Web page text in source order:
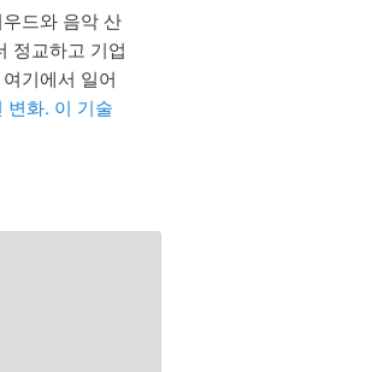
드와 음악 산
정교하고 기업
기에서 일어
변화. 이 기술